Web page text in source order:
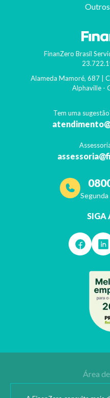
FinanZero Brasil
Alameda Mamoré, 687 |
Alphaville-
Tem uma
Segunda
SIGA